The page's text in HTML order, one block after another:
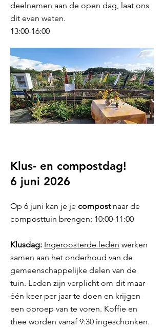
deelnemen aan de open dag, laat ons
dit even weten.
13:00-16:00
Klus- en compostdag!
6 juni 2026
Op 6 juni kan je je compostnaar de
composttuin brengen: 10:00-11:00
Klusdag: Ingeroosterde leden werken
samen aan het onderhoud van de
gemeenschappelijke delen van de
tuin. Leden zijn verplicht om dit maar
één keer per jaar te doen en krijgen
een oproep van te voren. Koffie en
thee worden vanaf 9:30 ingeschonken.